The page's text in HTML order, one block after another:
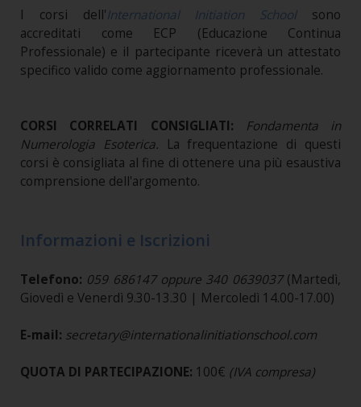
I corsi dell'International Initiation Schoolsono
accreditati come ECP (Educazione Continua
Professionale) e il partecipante riceverà un attestato
specifico valido come aggiornamento professionale.
CORSI CORRELATI CONSIGLIATI:
Fondamenta in
Numerologia Esoterica.
La frequentazione di questi
corsi è consigliata al fine di ottenere una più esaustiva
comprensione dell'argomento.
Informazioni e Iscrizioni
Telefono: 059 686147 oppure 340 0639037(Martedì,
Giovedì e Venerdì 9.30-13.30 | Mercoledì 14.00-17.00)
E-mail: secretary@internationalinitiationschool.com
QUOTA DI PARTECIPAZIONE: 100€ (IVA compresa)